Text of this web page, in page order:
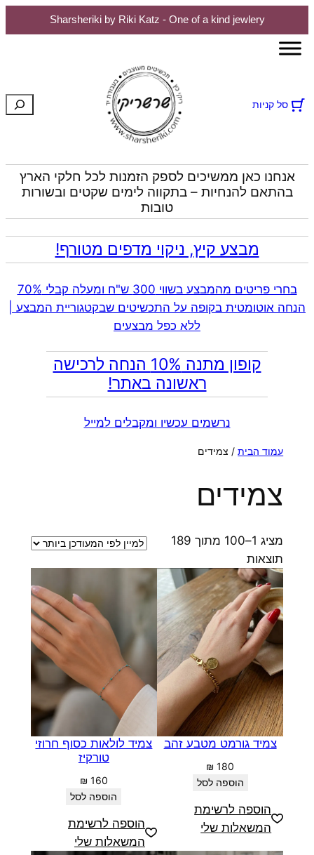
Sharsheriki by Riki Katz - One of a kind jewlery
סל קניות חיפוש
אנחנו כאן ממשיכים לספק הזמנות לכל חלקי הארץ
בהתאם להנחיות – בתקווה לימים שקטים ובשורות
טובות
מבצע קיץ, ניקוי מדפים מטורף!
בחרי פריטים מהמבצע בשווי 300 ש"ח ומעלה קבלי 70%
הנחה אוטומטית בקופה על התכשיטים שבקטגוריית המבצע |
ללא כפל מבצעים
קופון מתנה 10% הנחה לרכישה
ראשונה באתר!
נרשמים עכשיו ומקבלים למייל
עמוד הבית/ צמידים
צמידים
מציג 1–100 מתוך 189
תוצאותממוין
לפי
הפריט
העדכני
ביותר
צמיד גורמט מטבע זהב
₪ 180
הוספה לסל
הוספה לרשימת
המשאלות שלי
צמיד לולאות כסוף חרוזי
טורקיז
₪ 160
הוספה לסל
הוספה לרשימת
המשאלות שלי